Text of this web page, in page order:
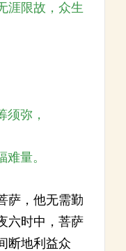
涯限故，众生
须弥，
量。
萨，他无需勤
六时中，菩萨
断地利益众